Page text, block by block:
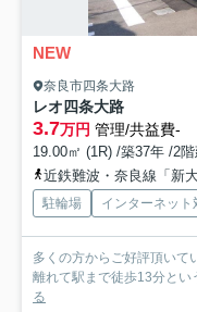
NEW
奈良市四条大路
レオ四条大路
3.7万円 管理/共益費-
19.00㎡ (1R) /築37年 /2階
近鉄難波・奈良線「新
駐輪場 インターネット
多くの方からご好評頂いて
離れて駅まで徒歩13分とい
る